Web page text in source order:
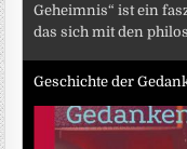
Geheimnis“ ist ein
das sich mit den
Geschichte der